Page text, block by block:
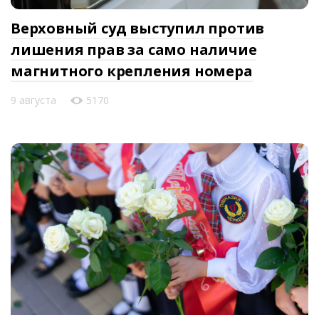
Верховный суд выступил против
лишения прав за само наличие
магнитного крепления номера
9 августа 5170